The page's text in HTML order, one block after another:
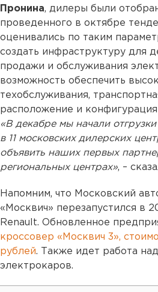
Пронина, дилеры были
проведенного в октябре
оценивались по таким
создать инфраструктуру для
продажи и обслуживания
возможность обеспечить
техобслуживания,
расположение и
«В декабре мы начали
в 11 московских дилерских
объявить наших первых
региональных центрах», –
Напомним, что Московский
«Москвич» перезапустился в
Renault. Обновленное
кроссовер «Москвич 3»,
рублей. Также идет работа
электрокаров.